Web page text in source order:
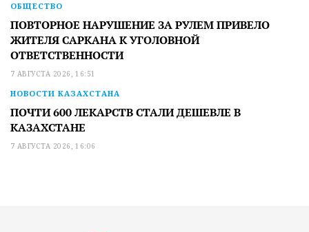
ОБЩЕСТВО
ПОВТОРНОЕ НАРУШЕНИЕ ЗА РУЛЕМ ПРИВЕЛО
ЖИТЕЛЯ САРКАНА К УГОЛОВНОЙ
ОТВЕТСТВЕННОСТИ
7 АВГУСТА 2026, 16:51
НОВОСТИ КАЗАХСТАНА
ПОЧТИ 600 ЛЕКАРСТВ СТАЛИ ДЕШЕВЛЕ В
КАЗАХСТАНЕ
7 АВГУСТА 2026, 16:06